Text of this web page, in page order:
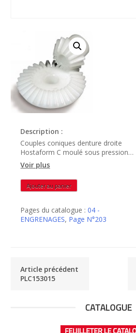
Description :
Couples coniques denture droite
Hostaform C moulé sous pression
rapport 1 x 2 – PLC15302
Voir plus
quantité
de
Ajouter au panier
Pages du catalogue :04 -
ENGRENAGES, Page N°203
Article précédent
PLC153015
CATALOGUE